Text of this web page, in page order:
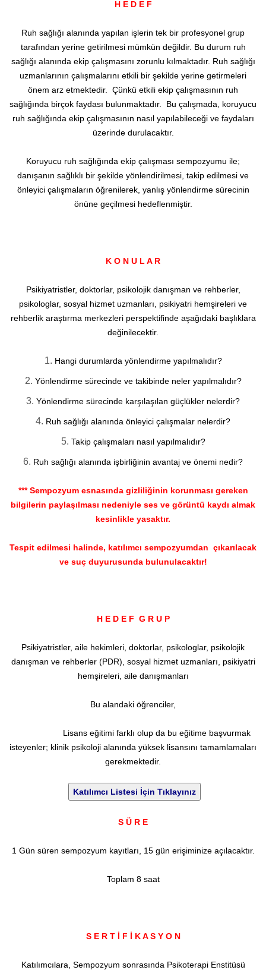
H E D E F
Ruh sağlığı alanında yapılan işlerin tek bir profesyonel grup
tarafından yerine getirilmesi mümkün değildir. Bu durum ruh
sağlığı alanında ekip çalışmasını zorunlu kılmaktadır. Ruh sağlığı
uzmanlarının çalışmalarını etkili bir şekilde yerine getirmeleri
önem arz etmektedir. Çünkü etkili ekip çalışmasının ruh
sağlığında birçok faydası bulunmaktadır. Bu çalışmada, koruyucu
ruh sağlığında ekip çalışmasının nasıl yapılabileceği ve faydaları
üzerinde durulacaktır.
Koruyucu ruh sağlığında ekip çalışması sempozyumu ile;
danışanın sağlıklı bir şekilde yönlendirilmesi, takip edilmesi ve
önleyici çalışmaların öğrenilerek, yanlış yönlendirme sürecinin
önüne geçilmesi hedeflenmiştir.
K O N U L A R
Psikiyatristler, doktorlar, psikolojik danışman ve rehberler,
psikologlar, sosyal hizmet uzmanları, psikiyatri hemşireleri ve
rehberlik araştırma merkezleri perspektifinde aşağıdaki başlıklara
değinilecektir.
Hangi durumlarda yönlendirme yapılmalıdır?
Yönlendirme sürecinde ve takibinde neler yapılmalıdır?
Yönlendirme sürecinde karşılaşılan güçlükler nelerdir?
Ruh sağlığı alanında önleyici çalışmalar nelerdir?
Takip çalışmaları nasıl yapılmalıdır?
Ruh sağlığı alanında işbirliğinin avantaj ve önemi nedir?
*** Sempozyum esnasında gizliliğinin korunması gereken
bilgilerin paylaşılması nedeniyle ses ve görüntü kaydı almak
kesinlikle yasaktır.
Tespit edilmesi halinde, katılımcı sempozyumdan çıkarılacak
ve suç duyurusunda bulunulacaktır!
H E D E F G R U P
Psikiyatristler, aile hekimleri, doktorlar, psikologlar, psikolojik
danışman ve rehberler (PDR), sosyal hizmet uzmanları, psikiyatri
hemşireleri, aile danışmanları
Bu alandaki öğrenciler,
Lisans eğitimi farklı olup da bu eğitime başvurmak
isteyenler; klinik psikoloji alanında yüksek lisansını tamamlamaları
gerekmektedir.
S Ü R E
1 Gün süren sempozyum kayıtları, 15 gün erişiminize açılacaktır.
Toplam 8 saat
S E R T İ F İ K A S Y O N
Katılımcılara, Sempozyum sonrasında Psikoterapi Enstitüsü